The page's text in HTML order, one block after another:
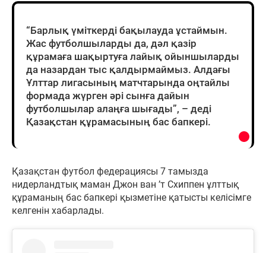
“Барлық үміткерді бақылауда ұстаймын.
Жас футболшыларды да, дәл қазір
құрамаға шақыртуға лайық ойыншыларды
да назардан тыс қалдырмаймыз. Алдағы
Ұлттар лигасының матчтарында оңтайлы
формада жүрген әрі сынға дайын
футболшылар алаңға шығады”, – деді
Қазақстан құрамасының бас бапкері.
Қазақстан футбол федерациясы 7 тамызда
нидерландтық маман Джон ван ’т Схиппен ұлттық
құраманың бас бапкері қызметіне қатысты келісімге
келгенін хабарлады.